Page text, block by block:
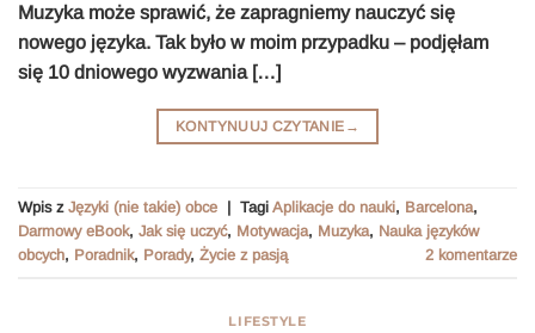
Muzyka może sprawić, że zapragniemy nauczyć się
nowego języka. Tak było w moim przypadku – podjęłam
się 10 dniowego wyzwania […]
KONTYNUUJ CZYTANIE →
Wpis z Języki (nie takie) obce | Tagi Aplikacje do nauki, Barcelona,
Darmowy eBook, Jak się uczyć, Motywacja, Muzyka, Nauka języków
obcych, Poradnik, Porady, Życie z pasją 2 komentarze
LIFESTYLE